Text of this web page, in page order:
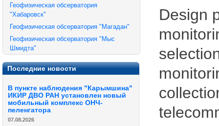
Геофизическая обсерватория
"Хабаровск"
Геофизическая обсерватория "Магадан"
Геофизическая обсерватория "Мыс
Шмидта"
Последние новости
В пункте наблюдения "Карымшина"
ИКИР ДВО РАН установлен новый
мобильный комплекс ОНЧ-
пеленгатора
07.08.2026
Design